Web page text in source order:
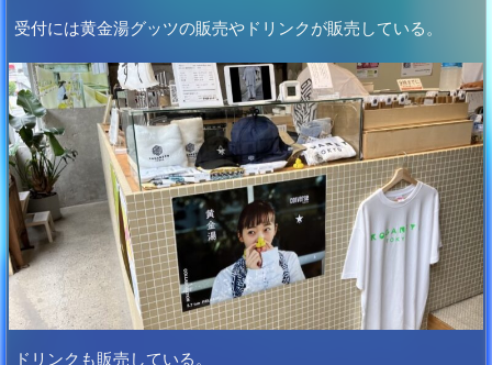
受付には黄金湯グッツの販売やドリンクが販売している。
ドリンクも販売している。